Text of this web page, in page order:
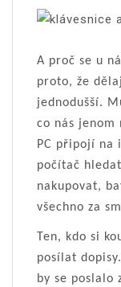
A proč se u
proto, že
jednodušší.
co nás jenom
PC připojí na
počítač
nakupovat,
všechno za
Ten, kdo si
posílat
by se poslalo